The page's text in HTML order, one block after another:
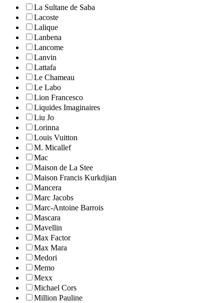
La Sultane de Saba
Lacoste
Lalique
Lanbena
Lancome
Lanvin
Lattafa
Le Chameau
Le Labo
Lion Francesco
Liquides Imaginaires
Liu Jo
Lorinna
Louis Vuitton
M. Micallef
Mac
Maison de La Stee
Maison Francis Kurkdjian
Mancera
Marc Jacobs
Marc-Antoine Barrois
Mascara
Mavellin
Max Factor
Max Mara
Medori
Memo
Mexx
Michael Cors
Million Pauline